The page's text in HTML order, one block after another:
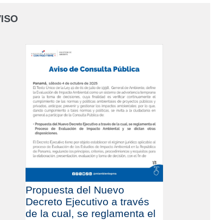
Propuesta del Nuevo
Decreto Ejecutivo a través
de la cual, se reglamenta el